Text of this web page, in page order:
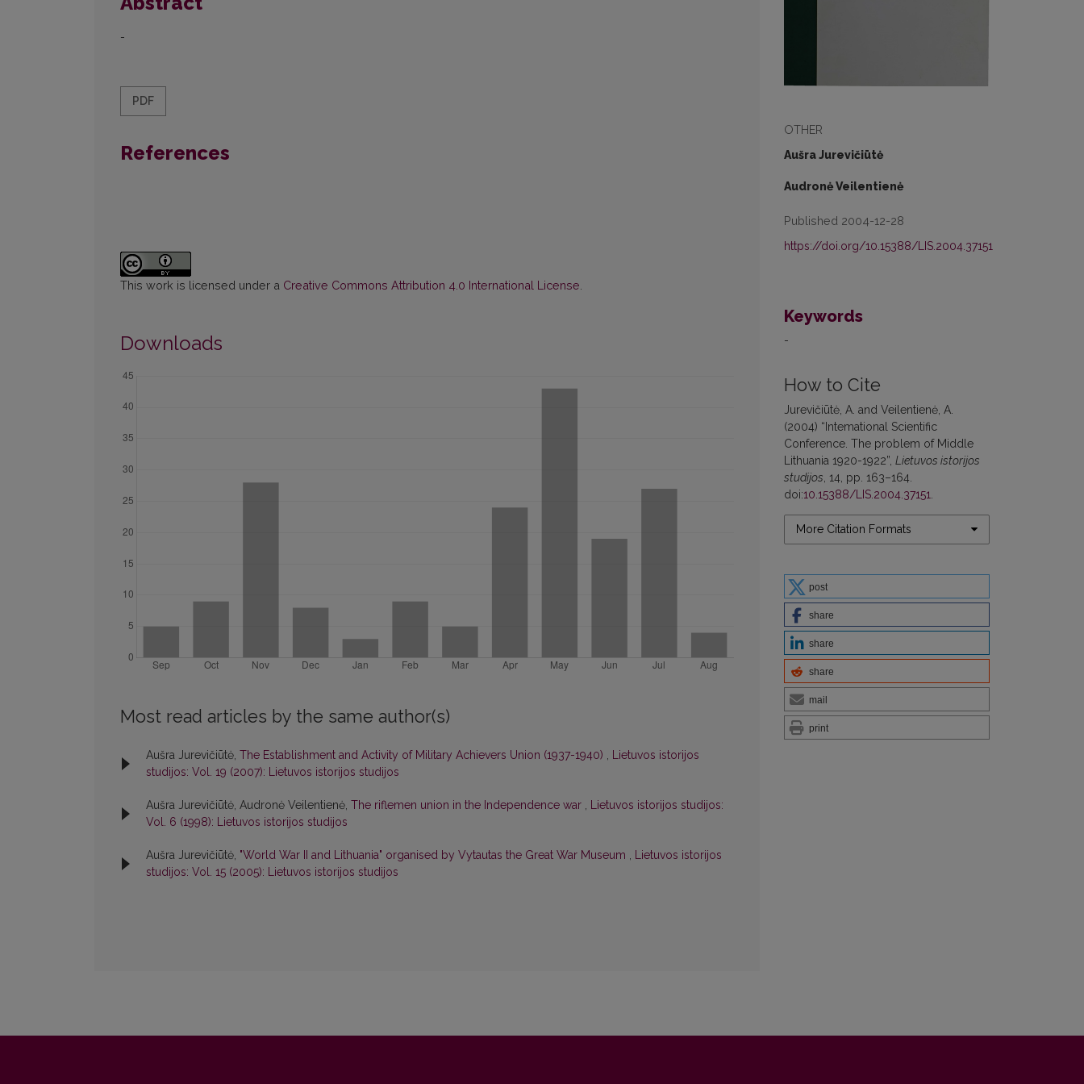
OTHER
Aušra Jurevičiūtė
Audronė Veilentienė
Published 2004-12-28
https://doi.org/10.15388/LIS.2004.37151
Keywords
-
How to Cite
Jurevičiūtė, A. and Veilentienė, A.
(2004) “Intemational Scientific
Conference. The problem of Middle
Lithuania 1920-1922”, Lietuvos istorijos
studijos , 14, pp. 163–164.
doi:10.15388/LIS.2004.37151
More Citation Formats
post
share
share
share
mail
print
-
PDF
References
This work is licensed under a Creative Commons Attribution 4.0 International License
Downloads
Most read articles by the same author(s)
Aušra Jurevičiūtė, The Establishment and Activity of Military Achievers Union (1937-1940) , Lietuvos istorijos
studijos: Vol. 19 (2007): Lietuvos istorijos studijos
Aušra Jurevičiūtė, Audronė Veilentienė, The riflemen union in the Independence war , Lietuvos istorijos studijos:
Vol. 6 (1998): Lietuvos istorijos studijos
Aušra Jurevičiūtė, "World War II and Lithuania" organised by Vytautas the Great War Museum , Lietuvos istorijos
studijos: Vol. 15 (2005): Lietuvos istorijos studijos